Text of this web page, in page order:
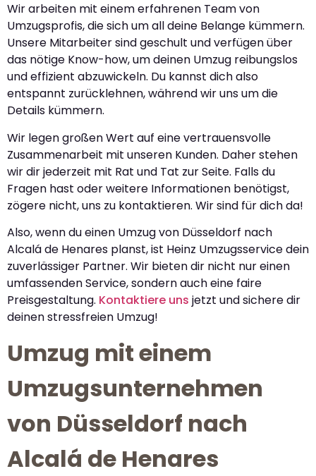
Wir arbeiten mit einem erfahrenen Team von
Umzugsprofis, die sich um all deine Belange kümmern.
Unsere Mitarbeiter sind geschult und verfügen über
das nötige Know-how, um deinen Umzug reibungslos
und effizient abzuwickeln. Du kannst dich also
entspannt zurücklehnen, während wir uns um die
Details kümmern.
Wir legen großen Wert auf eine vertrauensvolle
Zusammenarbeit mit unseren Kunden. Daher stehen
wir dir jederzeit mit Rat und Tat zur Seite. Falls du
Fragen hast oder weitere Informationen benötigst,
zögere nicht, uns zu kontaktieren. Wir sind für dich da!
Also, wenn du einen Umzug von Düsseldorf nach
Alcalá de Henares planst, ist Heinz Umzugsservice dein
zuverlässiger Partner. Wir bieten dir nicht nur einen
umfassenden Service, sondern auch eine faire
Preisgestaltung. Kontaktiere uns jetzt und sichere dir
deinen stressfreien Umzug!
Umzug mit einem
Umzugsunternehmen
von Düsseldorf nach
Alcalá de Henares